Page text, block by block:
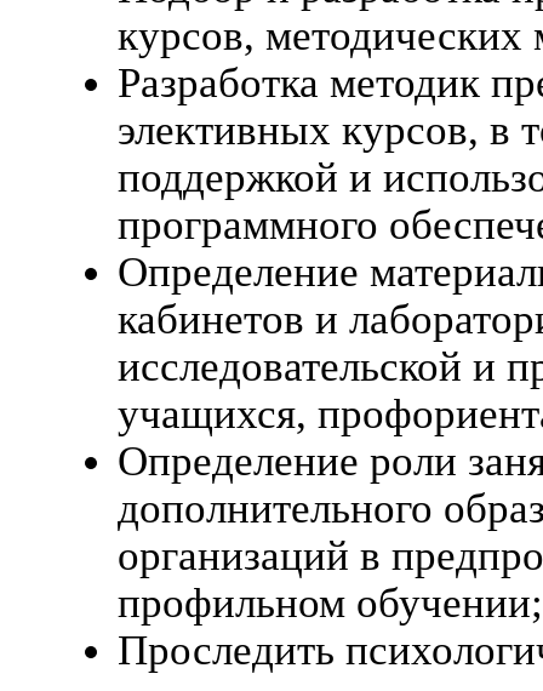
курсов, методических
Разработка методик
элективных курсов, в
поддержкой и
программного
Определение
кабинетов и
исследовательской и
учащихся,
Определение роли
дополнительного
организаций в
профильном обучении;
Проследить